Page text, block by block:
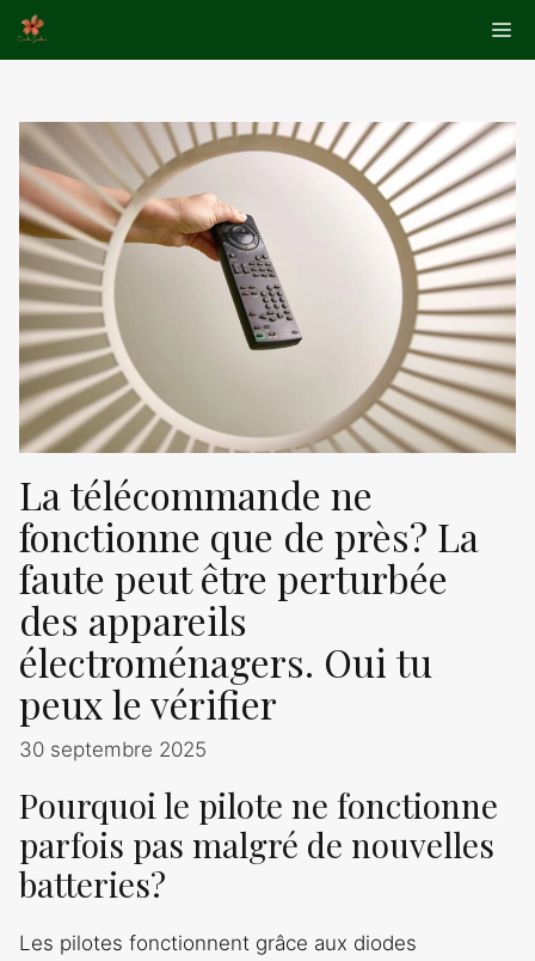
Aller
au
La télécommande ne
fonctionne que de près? La
faute peut être perturbée
des appareils
électroménagers. Oui tu
peux le vérifier
30 septembre 2025
Pourquoi le pilote ne fonctionne
parfois pas malgré de nouvelles
batteries?
Les pilotes fonctionnent grâce aux diodes